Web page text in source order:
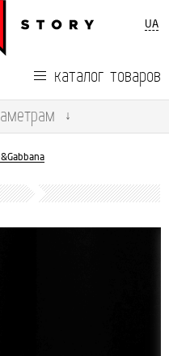
UA
каталог товаров
↓